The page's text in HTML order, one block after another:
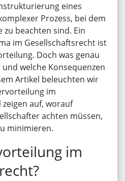
eines
Prozess, bei dem
zu beachten sind. Ein
im Gesellschaftsrecht ist
Doch was genau
welche Konsequenzen
Artikel beleuchten wir
im
auf, worauf
achten müssen,
minimieren.
im